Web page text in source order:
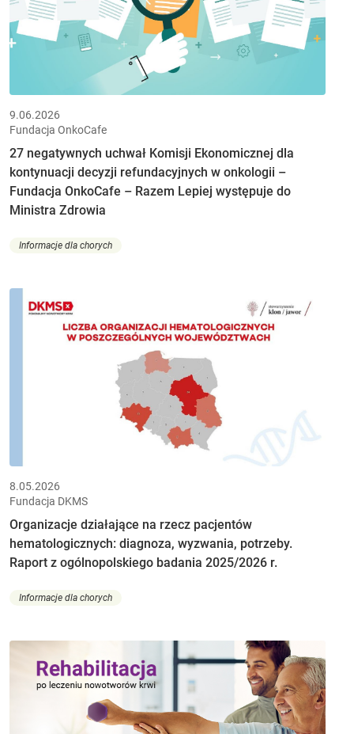
9.06.2026
Fundacja OnkoCafe
27 negatywnych uchwał Komisji Ekonomicznej dla
kontynuacji decyzji refundacyjnych w onkologii –
Fundacja OnkoCafe – Razem Lepiej występuje do
Ministra Zdrowia
Informacje dla chorych
8.05.2026
Fundacja DKMS
Organizacje działające na rzecz pacjentów
hematologicznych: diagnoza, wyzwania, potrzeby.
Raport z ogólnopolskiego badania 2025/2026 r.
Informacje dla chorych